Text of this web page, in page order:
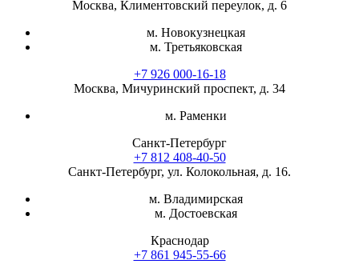
Москва, Климентовский переулок, д. 6
м. Новокузнецкая
м. Третьяковская
+7 926 000-16-18
Москва, Мичуринский проспект, д. 34
м. Раменки
Санкт-Петербург
+7 812 408-40-50
Санкт-Петербург, ул. Колокольная, д. 16.
м. Владимирская
м. Достоевская
Краснодар
+7 861 945-55-66